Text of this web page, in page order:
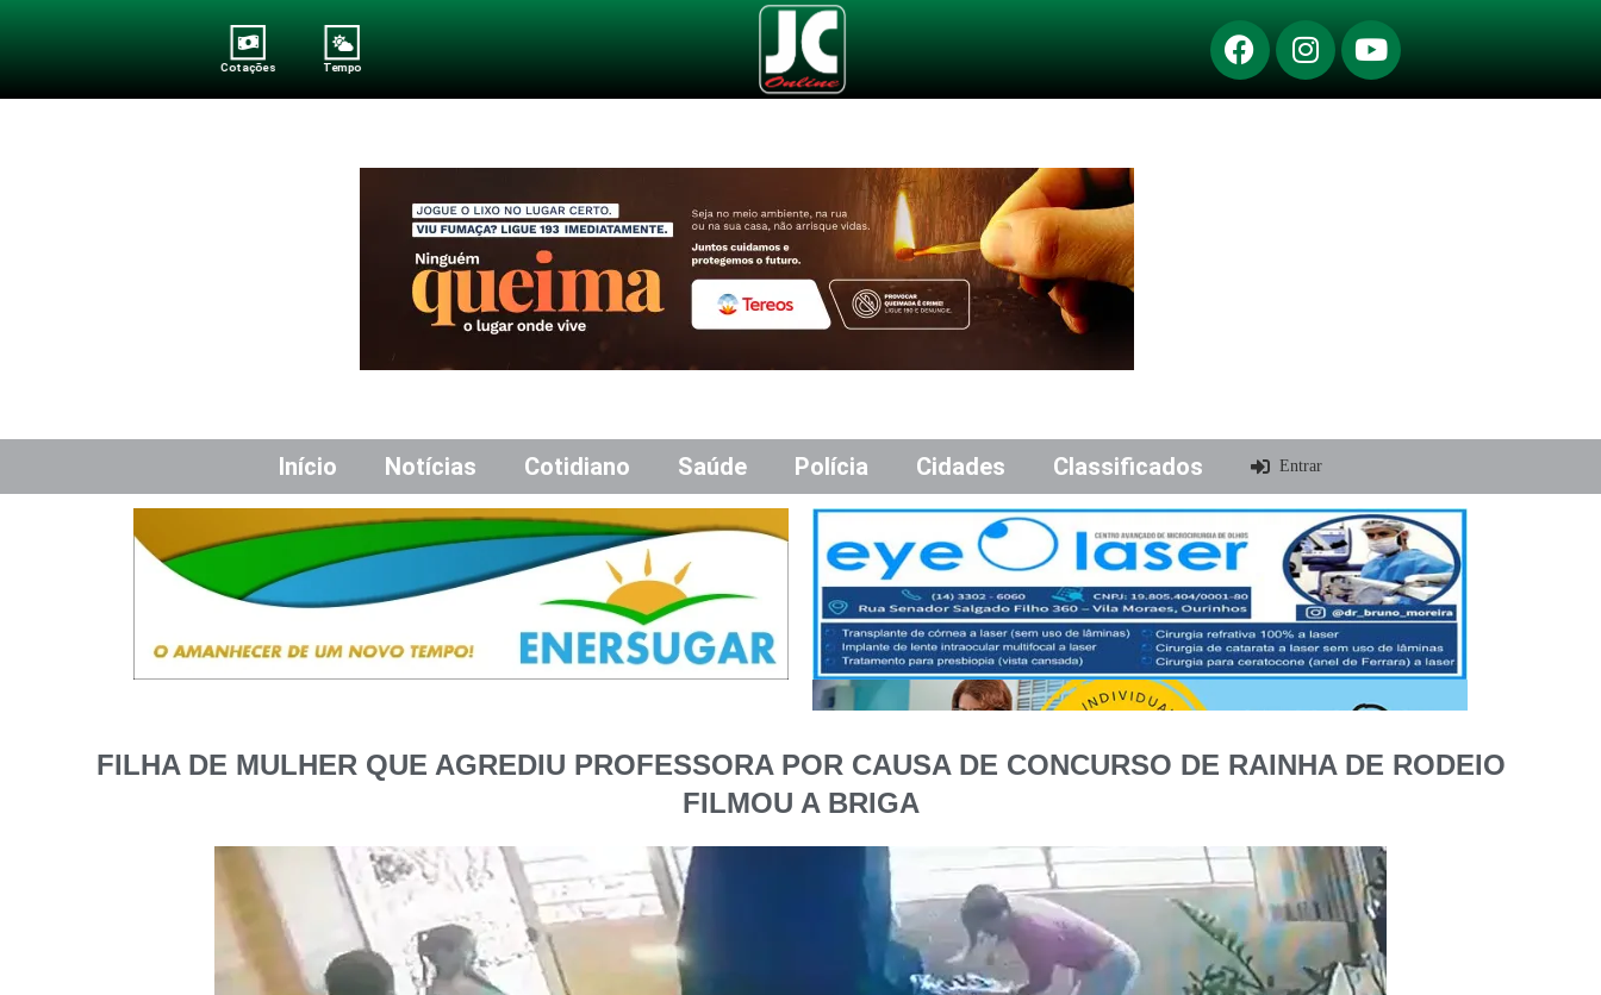
Cotações Tempo
Início Notícias Cotidiano Saúde Polícia Cidades Classificados Entrar
FILHA DE MULHER QUE AGREDIU PROFESSORA POR CAUSA DE CONCURSO DE RAINHA DE RODEIO
FILMOU A BRIGA